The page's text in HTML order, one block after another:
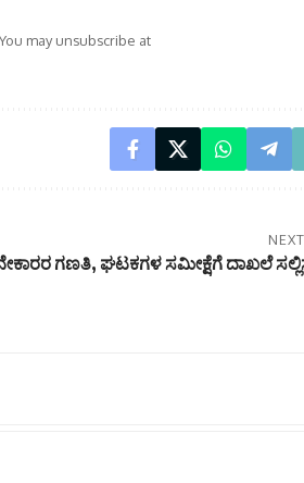
may unsubscribe at
ಗಣತಿ, ಘಟಕಗಳ ಸಮೀಕ್ಷೆಗೆ ದಾಖಲೆ